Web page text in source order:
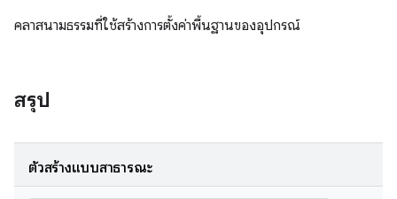
คลาสนามธรรมที่ใช้สร้างการตั้งค่าพื้นฐานของอุปกรณ์
สรุป
ตัวสร้างแบบสาธารณะ